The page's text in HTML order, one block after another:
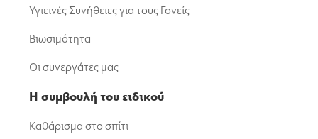
Υγιεινές Συνήθειες για τους Γονείς
Βιωσιμότητα
Οι συνεργάτες μας
Η συμβουλή του ειδικού
Καθάρισμα στο σπίτι